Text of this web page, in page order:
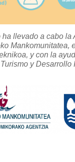
ha llevado a cabo la
Mankomunitatea,
, y con la
y